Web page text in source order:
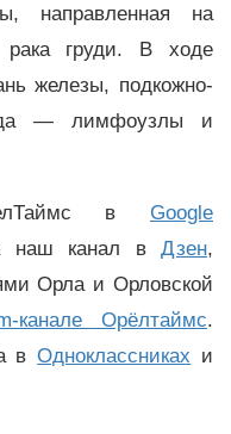
направленная на
рака груди. В ходе
железы, подкожно-
— лимфоузлы и
в Google
наш канал вДзен,
Орла и Орловской
канале Орёлтаймс.
вОдноклассниках и